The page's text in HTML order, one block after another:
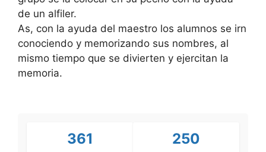
de un alfiler.
As, con la ayuda del maestro los alumnos se irn
conociendo y memorizando sus nombres, al
mismo tiempo que se divierten y ejercitan la
memoria.
361 250